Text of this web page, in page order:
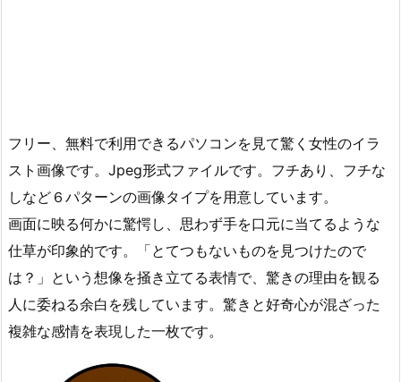
フリー、無料で利用できるパソコンを見て驚く女性のイラ
スト画像です。Jpeg形式ファイルです。フチあり、フチな
しなど６パターンの画像タイプを用意しています。
画面に映る何かに驚愕し、思わず手を口元に当てるような
仕草が印象的です。「とてつもないものを見つけたので
は？」という想像を掻き立てる表情で、驚きの理由を観る
人に委ねる余白を残しています。驚きと好奇心が混ざった
複雑な感情を表現した一枚です。